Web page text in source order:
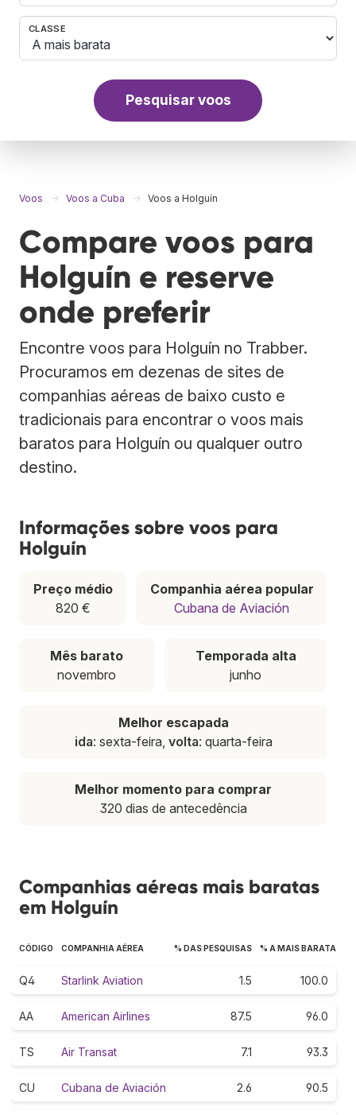
CLASSE
Pesquisar voos
Voos Voos a Cuba Voos a Holguín
Compare voos para
Holguín e reserve
onde preferir
Encontre voos para Holguín no Trabber.
Procuramos em dezenas de sites de
companhias aéreas de baixo custo e
tradicionais para encontrar o voos mais
baratos para Holguín ou qualquer outro
destino.
Informações sobre voos para
Holguín
Preço médio
820 €
Companhia aérea popular
Cubana de Aviación
Mês barato
novembro
Temporada alta
junho
Melhor escapada
ida: sexta-feira, volta: quarta-feira
Melhor momento para comprar
320 dias de antecedência
Companhias aéreas mais baratas
em Holguín
CÓDIGO COMPANHIA AÉREA % DAS PESQUISAS % A MAIS BARATA
Q4 Starlink Aviation 1.5 100.0
AA American Airlines 87.5 96.0
TS Air Transat 7.1 93.3
CU Cubana de Aviación 2.6 90.5